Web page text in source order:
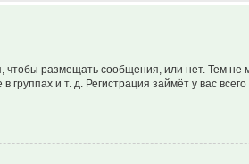
чтобы размещать сообщения, или нет. Тем
и т. д. Регистрация займёт у вас